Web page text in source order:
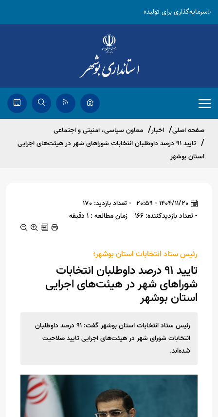
«سرمایه‌گذاری برای تولید»
صفحه اصلی اخبار
معاون سیاسی، امنیتی و اجتماعی
تایید ۹۱ درصد داوطلبان انتخابات شوراهای شهر در هیئت‌های اجرایی
استان بوشهر
1404/11/20 - 20:59
- تعداد بازدید: 170
- تعداد بازدیدکننده: 166
زمان مطالعه : 1 دقیقه
رئیس ستاد انتخابات استان بوشهر؛
تایید ۹۱ درصد داوطلبان انتخابات
شوراهای شهر در هیئت‌های اجرایی
استان بوشهر
رئیس ستاد انتخابات استان بوشهر گفت: ۹۱ درصد داوطلبان
انتخابات شورای شهر در هیئت‌های اجرایی تایید صلاحیت
شده‌اند.